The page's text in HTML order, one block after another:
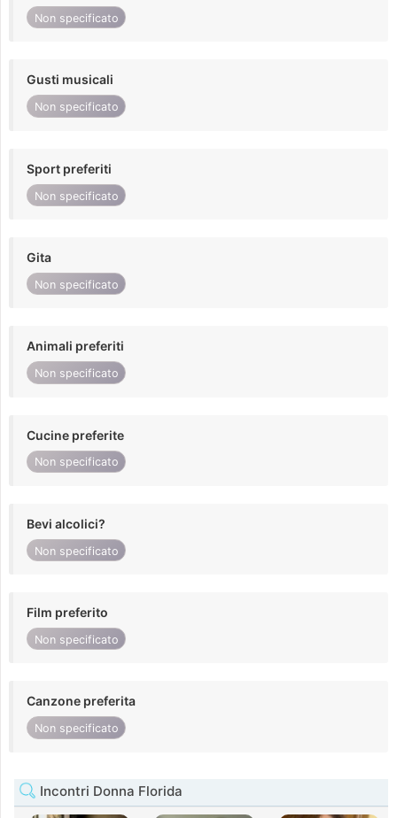
Non specificato
Gusti musicali
Non specificato
Sport preferiti
Non specificato
Gita
Non specificato
Animali preferiti
Non specificato
Cucine preferite
Non specificato
Bevi alcolici?
Non specificato
Film preferito
Non specificato
Canzone preferita
Non specificato
Incontri Donna Florida